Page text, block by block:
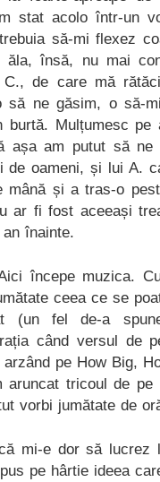
stat acolo într-un
să-mi flexez
ăla, însă, nu mai
de care mă
să ne găsim, o să-
burtă. Mulțumesc
așa am putut să ne
de oameni, și lui A.
mână și a tras-o
ar fi fost aceeași
înainte.
începe muzica.
ceea ce se
(un fel de-a
când versul de
pe How Big,
tricoul de
vorbi jumătate de
mi-e dor să lucrez
pe hârtie ideea